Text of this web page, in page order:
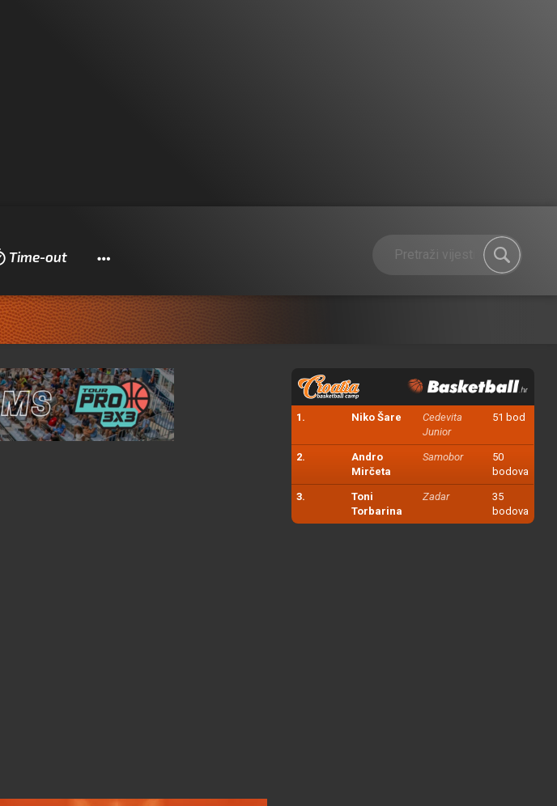
Time-out Pretraži
1. Niko Šare
Cedevita
Junior
51 bod
2.
Andro
Mirčeta
Samobor
50
bodova
3.
Toni
Torbarina
Zadar
35
bodova